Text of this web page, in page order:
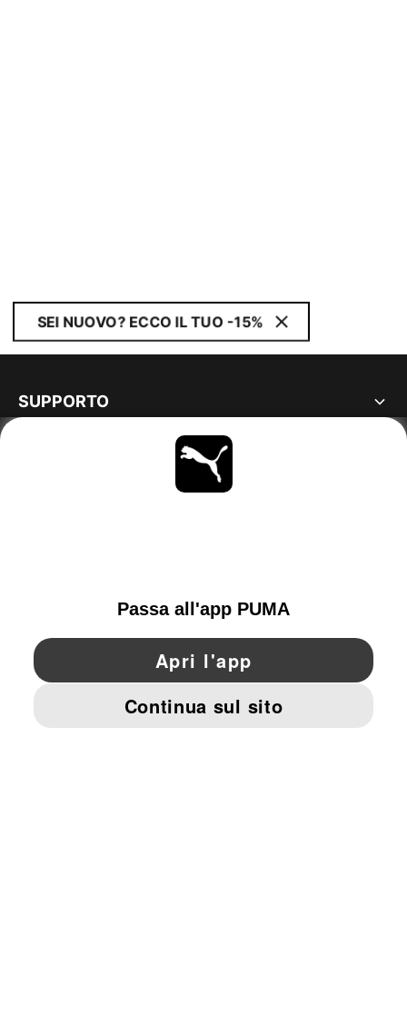
SEI NUOVO? ECCO IL TUO -15%
SUPPORTO
MAGGIORI INFORMAZIONI
OTTIENI TUTTI GLI AGGIORNAMENTI
YouTube Pinterest
DATI AZIENDALI E LEGALI